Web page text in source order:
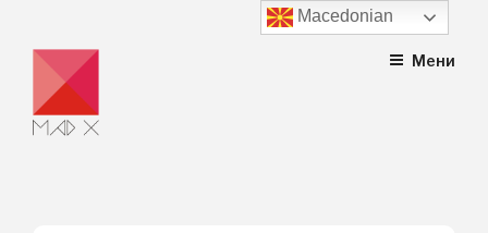
content
Мени
Macedonian